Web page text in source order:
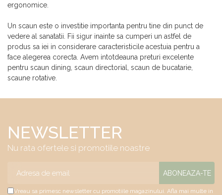
ergonomice.
Un scaun este o investitie importanta pentru tine din punct de
vedere al sanatatii. Fii sigur inainte sa cumperi un astfel de
produs sa iei in considerare caracteristicile acestuia pentru a
face alegerea corecta. Avem intotdeauna preturi excelente
pentru scaun dining, scaun directorial, scaun de bucatarie,
scaune rotative.
NEWSLETTER
Nu rata ofertele si promotiile noastre
Vreau sa primesc newsletter cu promotiile magazinului. Afla mai multe in